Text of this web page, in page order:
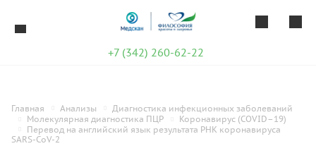
+7 (342) 260-62-22
Главная Анализы
Диагностика инфекционных заболеваний
Молекулярная диагностика ПЦР
Коронавирус (COVID–19)
Перевод на английский язык результата РНК коронавируса
SARS-CoV-2